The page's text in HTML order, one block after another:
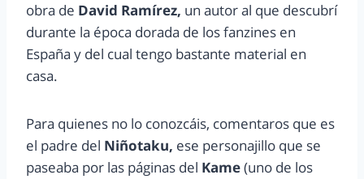
obra de David Ramírez, un autor al que descubrí
durante la época dorada de los fanzines en
España y del cual tengo bastante material en
casa.
Para quienes no lo conozcáis, comentaros que es
el padre del Niñotaku, ese personajillo que se
paseaba por las páginas del Kame(uno de los